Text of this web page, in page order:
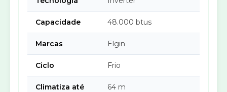
Capacidade 48.000 btus
Marcas Elgin
Ciclo Frio
Climatiza até 64 m